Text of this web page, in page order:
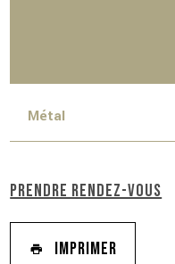
Métal
PRENDRE RENDEZ-VOUS
IMPRIMER